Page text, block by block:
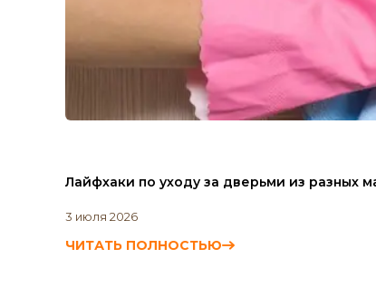
Лайфхаки по уходу за дверьми из разных
3 июля 2026
ЧИТАТЬ ПОЛНОСТЬЮ